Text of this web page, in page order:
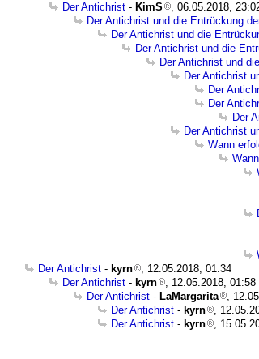
Der Antichrist - KimS
, 06.05.2018,
Der Antichrist und die Entrückung
Der Antichrist und die
Der Antichrist und die
Der Antichrist und
Der Antichrist
Der
Der
Der
Der Antichrist
Wann
Der Antichrist - kyrn
, 12.05.2018, 01:34
Der Antichrist - kyrn
, 12.05.2018, 01:58
Der Antichrist - LaMargarita
,
Der Antichrist - kyrn
,
Der Antichrist - kyrn ,